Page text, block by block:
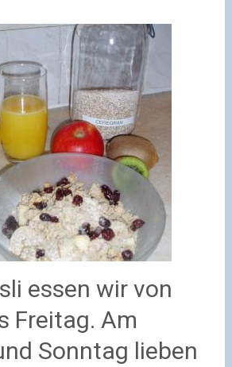
essen wir von
Freitag. Am
Sonntag lieben